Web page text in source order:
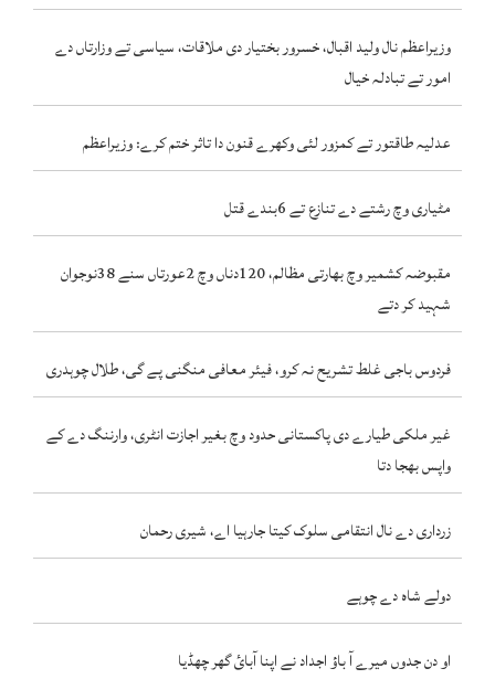
وزیراعظم نال ولید اقبال، خسرور بختیار دی ملاقات، سیاسی تے وزارتاں دے
امور تے تبادلہ خیال
عدلیہ طاقتور تے کمزور لئی وکھرے قنون دا تاثر ختم کرے: وزیراعظم
مٹیاری وچ رشتے دے تنازع تے 6بندے قتل
مقبوضہ کشمیر وچ بھارتی مظالم، 120دناں وچ 2عورتاں سنے 38نوجوان
شہید کر دتے
فردوس باجی غلط تشریح نہ کرو، فیئر معافی منگنی پے گی، طلال چوہدری
غیر ملکی طیارے دی پاکستانی حدود وچ بغیر اجازت انٹری، وارننگ دے کے
واپس بھجا دتا
زرداری دے نال انتقامی سلوک کیتا جارہیا اے، شیری رحمان
دولے شاہ دے چوہے
او دن جدوں میرے آ باؤ اجداد نے اپنا آبائ گھر چھڈیا